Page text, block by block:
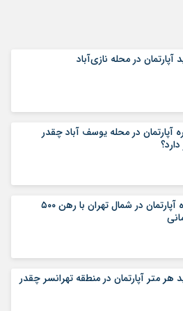
در محله نازی‌آباد
آپارتمان در محله یوسف آباد چقدر
هزینه اجاره آپارتمان در شمال تهران با رهن ۵۰۰
متر آپارتمان در منطقه تهرانسر چقدر